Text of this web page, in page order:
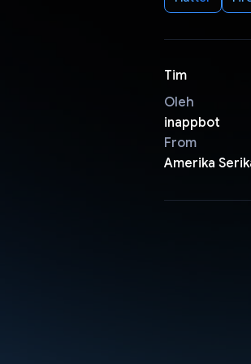
Tim
Oleh
inappbot
From
Amerika